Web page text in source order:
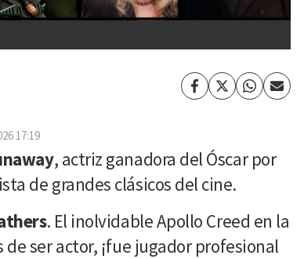
Facebook
TwitterWhatsapp
Enviar
17:19
, actriz ganadora del Óscar por
de grandes clásicos del cine.
. El inolvidable Apollo Creed en la
de ser actor, ¡fue jugador profesional